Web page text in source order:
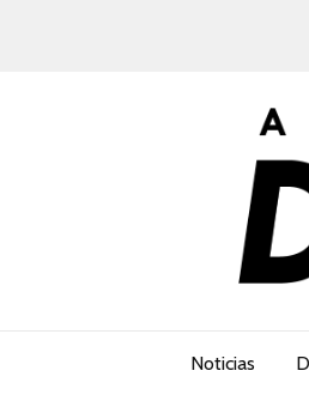
Noticias